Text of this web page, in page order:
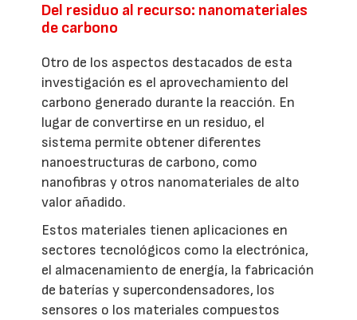
Del residuo al recurso: nanomateriales
de carbono
Otro de los aspectos destacados de esta
investigación es el aprovechamiento del
carbono generado durante la reacción. En
lugar de convertirse en un residuo, el
sistema permite obtener diferentes
nanoestructuras de carbono, como
nanofibras y otros nanomateriales de alto
valor añadido.
Estos materiales tienen aplicaciones en
sectores tecnológicos como la electrónica,
el almacenamiento de energía, la fabricación
de baterías y supercondensadores, los
sensores o los materiales compuestos